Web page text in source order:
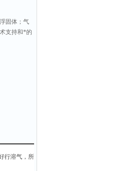
固体；气
支持和*的
行溶气，所